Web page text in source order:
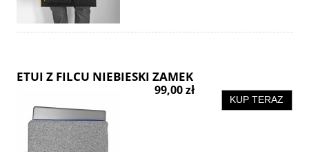
ETUI Z FILCU NIEBIESKI ZAMEK
99,00 zł
KUP TERAZ